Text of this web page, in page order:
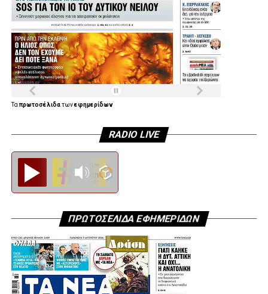
Ταπρωτοσέλιδατωνεφημερίδων
RADIO LIVE
ΠΡΩΤΟΣΕΛΙΔΑ ΕΦΗΜΕΡΙΔΩΝ